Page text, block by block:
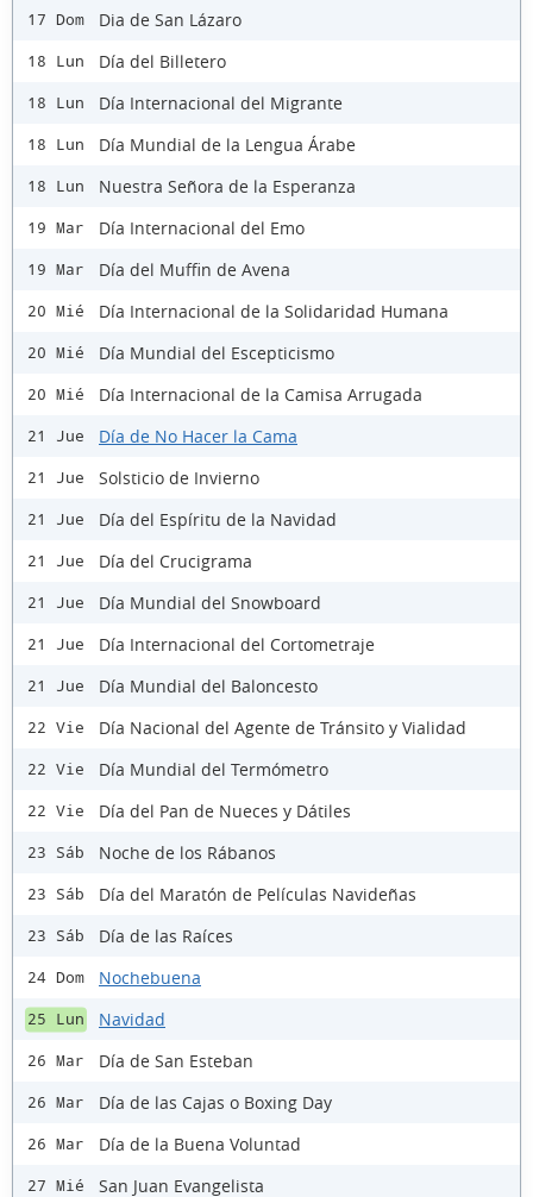
17 Dom Dia de San Lázaro
18 Lun Día del Billetero
18 Lun Día Internacional del Migrante
18 Lun Día Mundial de la Lengua Árabe
18 Lun Nuestra Señora de la Esperanza
19 Mar Día Internacional del Emo
19 Mar Día del Muffin de Avena
20 Mié Día Internacional de la Solidaridad Humana
20 Mié Día Mundial del Escepticismo
20 Mié Día Internacional de la Camisa Arrugada
21 Jue Día de No Hacer la Cama
21 Jue Solsticio de Invierno
21 Jue Día del Espíritu de la Navidad
21 Jue Día del Crucigrama
21 Jue Día Mundial del Snowboard
21 Jue Día Internacional del Cortometraje
21 Jue Día Mundial del Baloncesto
22 Vie Día Nacional del Agente de Tránsito y Vialidad
22 Vie Día Mundial del Termómetro
22 Vie Día del Pan de Nueces y Dátiles
23 Sáb Noche de los Rábanos
23 Sáb Día del Maratón de Películas Navideñas
23 Sáb Día de las Raíces
24 Dom Nochebuena
25 Lun Navidad
26 Mar Día de San Esteban
26 Mar Día de las Cajas o Boxing Day
26 Mar Día de la Buena Voluntad
27 Mié San Juan Evangelista